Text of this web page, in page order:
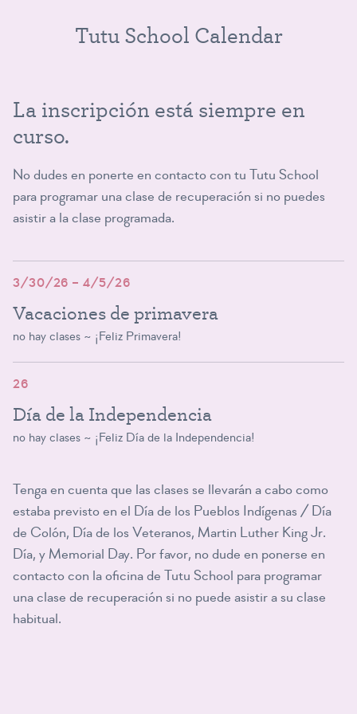
Tutu School Calendar
La inscripción está siempre en
curso.
No dudes en ponerte en contacto con tu Tutu School
para programar una clase de recuperación si no puedes
asistir a la clase programada.
3/30/26 – 4/5/26
Vacaciones de primavera
no hay clases ~ ¡Feliz Primavera!
26
Día de la Independencia
no hay clases ~ ¡Feliz Día de la Independencia!
Tenga en cuenta que las clases se llevarán a cabo como
estaba previsto en el Día de los Pueblos Indígenas / Día
de Colón, Día de los Veteranos, Martin Luther King Jr.
Día, y Memorial Day. Por favor, no dude en ponerse en
contacto con la oficina de Tutu School para programar
una clase de recuperación si no puede asistir a su clase
habitual.